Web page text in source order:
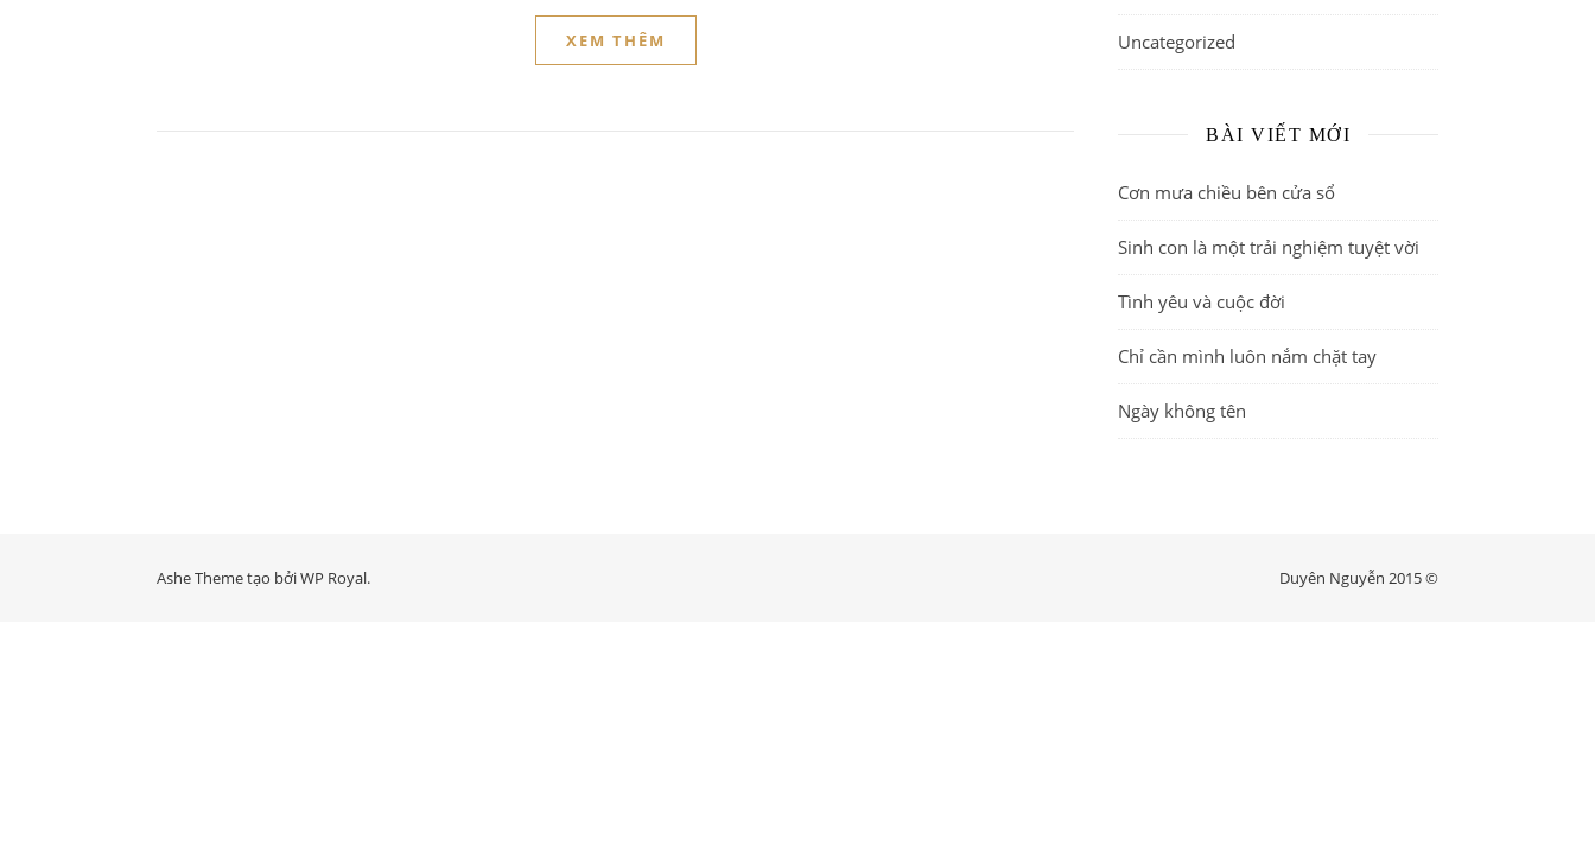
XEM THÊM Uncategorized
BÀI VIẾT MỚI
Cơn mưa chiều bên cửa sổ
Sinh con là một trải nghiệm tuyệt vời
Tình yêu và cuộc đời
Chỉ cần mình luôn nắm chặt tay
Ngày không tên
Duyên Nguyễn 2015 ©
Ashe Theme tạo bởiWP Royal.